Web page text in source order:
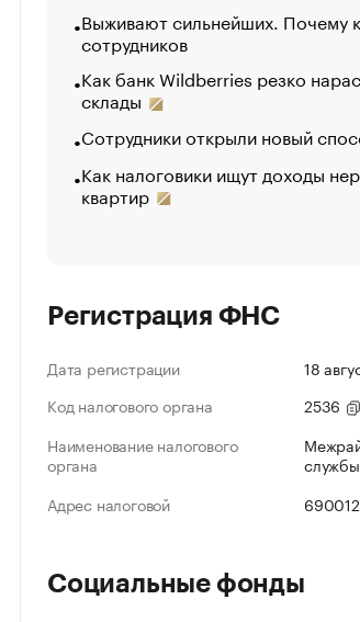
Выживают сильнейших. Почему
сотрудников
Как банк Wildberries резко
склады
Сотрудники открыли новый
Как налоговики ищут доходы
квартир
Регистрация ФНС
Дата регистрации
18
Код налогового органа
2536
Наименование налогового
органа
Адрес налоговой
Социальные фонды